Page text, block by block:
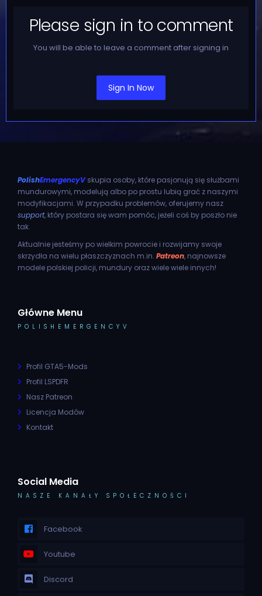
Please sign in to comment
You will be able to leave a comment after signing in
Sign In Now
PolishEmergencyVskupia osoby, które pasjonują się służbami
mundurowymi, modelują albo po prostu lubią grać z naszymi
modyfikacjami. W przypadku problemów, oferujemy nasz
support, który postara się wam pomóc, jeżeli coś by poszło nie
tak.
Aktualnie jesteśmy po wielkim powrocie i rozwijamy swoje
skrzydła na wielu płaszczyznach m.in. Patreon, najnowsze
modele polskiej policji, mundury oraz wiele wiele innych!
Główne Menu
POLISHEMERGENCYV
Profil GTA5-Mods
Profil LSPDFR
Nasz Patreon
Licencja Modów
Kontakt
Social Media
NASZE KANAŁY SPOŁECZNOŚCI
Facebook
Youtube
Discord